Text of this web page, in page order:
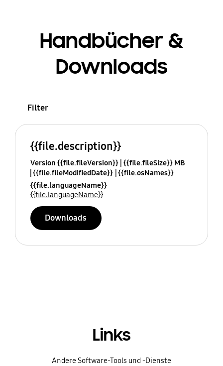
Handbücher &
Downloads
Filter
{{file.description}}
Version {{file.fileVersion}} {{file.fileSize}} MB
{{file.fileModifiedDate}} {{file.osNames}}
{{file.languageName}}
{{file.languageName}}
Downloads
Links
Andere Software-Tools und -Dienste